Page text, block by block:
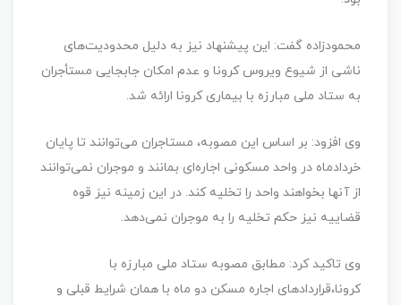
محمودزاده گفت: این پیشنهاد نیز به دلیل محدودیت‌های
ناشی از شیوع ویروس کرونا و عدم امکان جابجایی مستأجران
به ستاد ملی مبارزه با بیماری کرونا ارائه شد.
وی افزود: بر اساس این مصوبه، مستاجران می‌توانند تا پایان
خردادماه در واحد مسکونی اجاره‌ای بمانند و موجران نمی‌توانند
از آنها بخواهند واحد را تخلیه کند. در این زمینه نیز قوه
قضاییه نیز حکم تخلیه را به موجران نمی‌دهد.
وی تاکید کرد:‌ مطابق مصوبه ستاد ملی مبارزه با
کرونا،‌قراردادهای اجاره مسکن دو ماه با همان شرایط قبلی و